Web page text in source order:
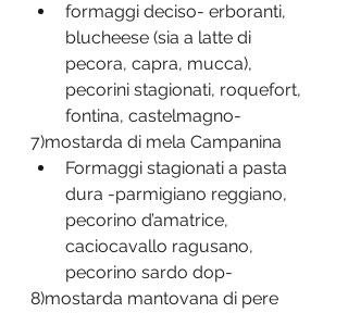
formaggi deciso- erboranti,
blucheese (sia a latte di
pecora, capra, mucca),
pecorini stagionati, roquefort,
fontina, castelmagno-
7)mostarda di mela Campanina
Formaggi stagionati a pasta
dura -parmigiano reggiano,
pecorino d’amatrice,
caciocavallo ragusano,
pecorino sardo dop-
8)mostarda mantovana di pere